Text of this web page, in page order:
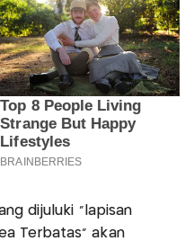
dijuluki "lapisan
Terbatas" akan